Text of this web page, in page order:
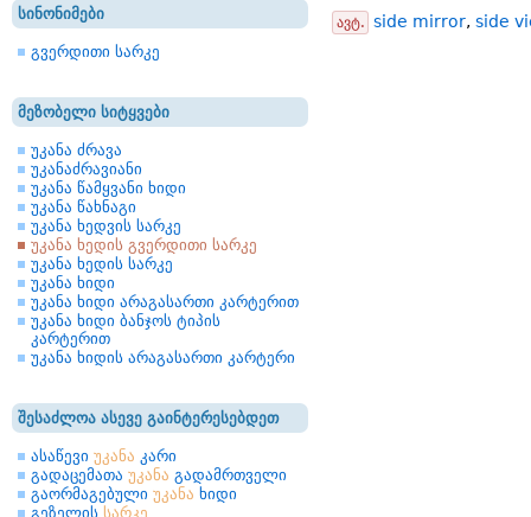
სინონიმები
გვერდითი სარკე
მეზობელი სიტყვები
უკანა ძრავა
უკანაძრავიანი
უკანა წამყვანი ხიდი
უკანა წახნაგი
უკანა ხედვის სარკე
უკანა ხედის გვერდითი სარკე
უკანა ხედის სარკე
უკანა ხიდი
უკანა ხიდი არაგასართი კარტერით
უკანა ხიდი ბანჯოს ტიპის
კარტერით
უკანა ხიდის არაგასართი კარტერი
შესაძლოა ასევე გაინტერესებდეთ
ასაწევი უკანა კარი
გადაცემათა უკანა გადამრთველი
გაორმაგებული უკანა ხიდი
გეზელის სარკე
ავტ. side mirror, side